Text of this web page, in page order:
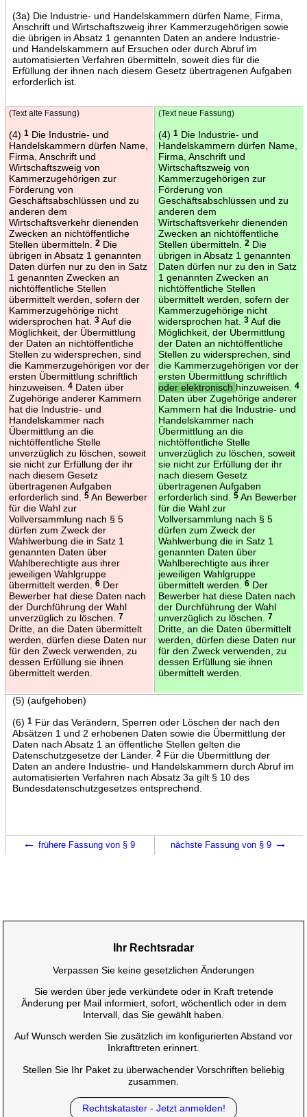
(3a) Die Industrie- und Handelskammern dürfen Name, Firma,
Anschrift und Wirtschaftszweig ihrer Kammerzugehörigen sowie
die übrigen in Absatz 1 genannten Daten an andere Industrie-
und Handelskammern auf Ersuchen oder durch Abruf im
automatisierten Verfahren übermitteln, soweit dies für die
Erfüllung der ihnen nach diesem Gesetz übertragenen Aufgaben
erforderlich ist.
(Text alte Fassung)
(4) 1Die Industrie- und
Handelskammern dürfen Name,
Firma, Anschrift und
Wirtschaftszweig von
Kammerzugehörigen zur
Förderung von
Geschäftsabschlüssen und zu
anderen dem
Wirtschaftsverkehr dienenden
Zwecken an nichtöffentliche
Stellen übermitteln.
2Die
übrigen in Absatz 1 genannten
Daten dürfen nur zu den in Satz
1 genannten Zwecken an
nichtöffentliche Stellen
übermittelt werden, sofern der
Kammerzugehörige nicht
widersprochen hat.
3Auf die
Möglichkeit, der Übermittlung
der Daten an nichtöffentliche
Stellen zu widersprechen, sind
die Kammerzugehörigen vor der
ersten Übermittlung schriftlich
hinzuweisen.
4Daten über
Zugehörige anderer Kammern
hat die Industrie- und
Handelskammer nach
Übermittlung an die
nichtöffentliche Stelle
unverzüglich zu löschen, soweit
sie nicht zur Erfüllung der ihr
nach diesem Gesetz
übertragenen Aufgaben
erforderlich sind.
5An Bewerber
für die Wahl zur
Vollversammlung nach § 5
dürfen zum Zweck der
Wahlwerbung die in Satz 1
genannten Daten über
Wahlberechtigte aus ihrer
jeweiligen Wahlgruppe
übermittelt werden.
6Der
Bewerber hat diese Daten nach
der Durchführung der Wahl
unverzüglich zu löschen.
7
Dritte, an die Daten übermittelt
werden, dürfen diese Daten nur
für den Zweck verwenden, zu
dessen Erfüllung sie ihnen
übermittelt werden.
(Text neue Fassung)
(4) 1Die Industrie- und
Handelskammern dürfen Name,
Firma, Anschrift und
Wirtschaftszweig von
Kammerzugehörigen zur
Förderung von
Geschäftsabschlüssen und zu
anderen dem
Wirtschaftsverkehr dienenden
Zwecken an nichtöffentliche
Stellen übermitteln.
2Die
übrigen in Absatz 1 genannten
Daten dürfen nur zu den in Satz
1 genannten Zwecken an
nichtöffentliche Stellen
übermittelt werden, sofern der
Kammerzugehörige nicht
widersprochen hat.
3Auf die
Möglichkeit, der Übermittlung
der Daten an nichtöffentliche
Stellen zu widersprechen, sind
die Kammerzugehörigen vor der
ersten Übermittlung schriftlich
oder elektronisch hinzuweisen. 4
Daten über Zugehörige anderer
Kammern hat die Industrie- und
Handelskammer nach
Übermittlung an die
nichtöffentliche Stelle
unverzüglich zu löschen, soweit
sie nicht zur Erfüllung der ihr
nach diesem Gesetz
übertragenen Aufgaben
erforderlich sind.
5An Bewerber
für die Wahl zur
Vollversammlung nach § 5
dürfen zum Zweck der
Wahlwerbung die in Satz 1
genannten Daten über
Wahlberechtigte aus ihrer
jeweiligen Wahlgruppe
übermittelt werden.
6Der
Bewerber hat diese Daten nach
der Durchführung der Wahl
unverzüglich zu löschen.
7
Dritte, an die Daten übermittelt
werden, dürfen diese Daten nur
für den Zweck verwenden, zu
dessen Erfüllung sie ihnen
übermittelt werden.
(5) (aufgehoben)
(6) 1Für das Verändern, Sperren oder Löschen der nach den
Absätzen 1 und 2 erhobenen Daten sowie die Übermittlung der
Daten nach Absatz 1 an öffentliche Stellen gelten die
Datenschutzgesetze der Länder. 2Für die Übermittlung der
Daten an andere Industrie- und Handelskammern durch Abruf im
automatisierten Verfahren nach Absatz 3a gilt § 10 des
Bundesdatenschutzgesetzes entsprechend.
← frühere Fassung von § 9 nächste Fassung von § 9 →
Ihr Rechtsradar
Verpassen Sie keine gesetzlichen Änderungen
Sie werden über jede verkündete oder in Kraft tretende
Änderung per Mail informiert, sofort, wöchentlich oder in dem
Intervall, das Sie gewählt haben.
Auf Wunsch werden Sie zusätzlich im konfigurierten Abstand vor
Inkrafttreten erinnert.
Stellen Sie Ihr Paket zu überwachender Vorschriften beliebig
zusammen.
Rechtskataster - Jetzt anmelden!